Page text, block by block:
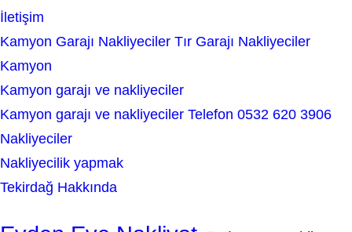
İletişim
Kamyon Garajı Nakliyeciler Tır Garajı Nakliyeciler
Kamyon
Kamyon garajı ve nakliyeciler
Kamyon garajı ve nakliyeciler Telefon 0532 620 3906
Nakliyeciler
Nakliyecilik yapmak
Tekirdağ Hakkında